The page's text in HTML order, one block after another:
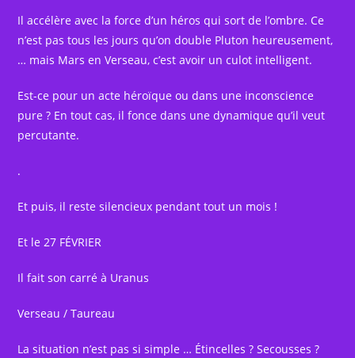
Il accélère avec la force d’un héros qui sort de l’ombre. Ce
n’est pas tous les jours qu’on double Pluton heureusement,
… mais Mars en Verseau, c’est avoir un culot intelligent.
Est-ce pour un acte héroïque ou dans une inconscience
pure ? En tout cas, il fonce dans une dynamique qu’il veut
percutante.
.
Et puis, il reste silencieux pendant tout un mois !
Et le 27 FÉVRIER
Il fait son carré à Uranus
Verseau / Taureau
La situation n’est pas si simple … Étincelles ? Secousses ?